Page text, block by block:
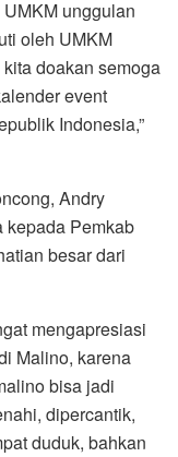
unggulan
oleh UMKM
doakan semoga
event
Indonesia,”
Andry
kepada Pemkab
besar dari
mengapresiasi
Malino, karena
bisa jadi
dipercantik,
duduk, bahkan